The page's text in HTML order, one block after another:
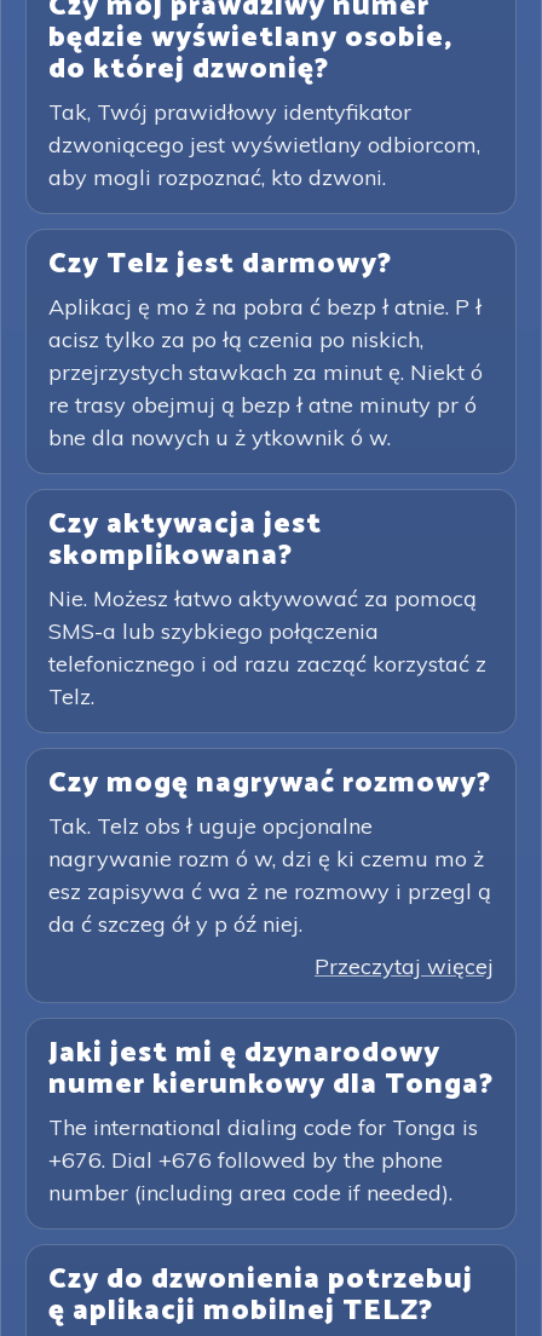
będzie wyświetlany osobie,
do której dzwonię?
Tak, Twój prawidłowy identyfikator
dzwoniącego jest wyświetlany odbiorcom,
aby mogli rozpoznać, kto dzwoni.
Czy Telz jest darmowy?
Aplikacj ę mo ż na pobra ć bezp ł atnie. P ł
acisz tylko za po łą czenia po niskich,
przejrzystych stawkach za minut ę. Niekt ó
re trasy obejmuj ą bezp ł atne minuty pr ó
bne dla nowych u ż ytkownik ó w.
Czy aktywacja jest
skomplikowana?
Nie. Możesz łatwo aktywować za pomocą
SMS-a lub szybkiego połączenia
telefonicznego i od razu zacząć korzystać z
Telz.
Czy mogę nagrywać rozmowy?
Tak. Telz obs ł uguje opcjonalne
nagrywanie rozm ó w, dzi ę ki czemu mo ż
esz zapisywa ć wa ż ne rozmowy i przegl ą
da ć szczeg ół y p óź niej.
Przeczytaj więcej
Jaki jest mi ę dzynarodowy
numer kierunkowy dla Tonga?
The international dialing code for Tonga is
+676. Dial +676 followed by the phone
number (including area code if needed).
Czy do dzwonienia potrzebuj
ę aplikacji mobilnej TELZ?